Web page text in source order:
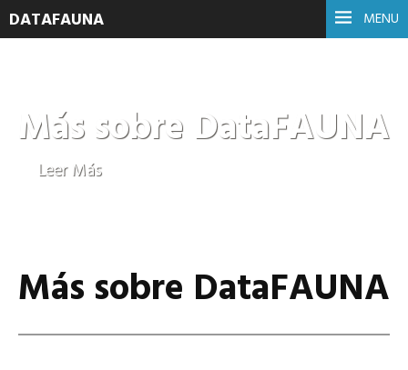
MENU
DATAFAUNA
Más sobre DataFAUNA
Leer Más
Más sobre DataFAUNA